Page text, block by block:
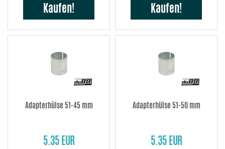
Kaufen! Kaufen!
Adapterhülse 51-45 mm
5.35 EUR
Adapterhülse 51-50 mm
5.35 EUR